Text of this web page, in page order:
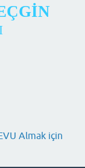
Almak için